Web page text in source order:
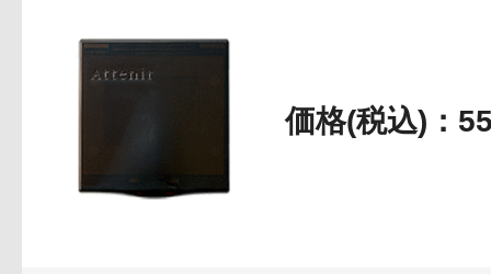
価格(税込)：